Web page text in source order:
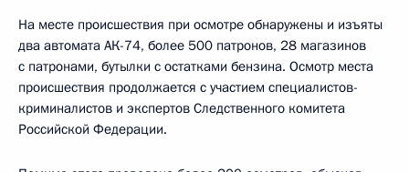
На месте происшествия при осмотре обнаружены и изъяты
два автомата АК-74, более 500 патронов, 28 магазинов
с патронами, бутылки с остатками бензина. Осмотр места
происшествия продолжается с участием специалистов-
криминалистов и экспертов Следственного комитета
Российской Федерации.